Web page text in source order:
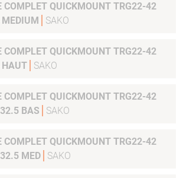
COMPLET QUICKMOUNT TRG22-42
SAKO
COMPLET QUICKMOUNT TRG22-42
SAKO
COMPLET QUICKMOUNT TRG22-42
BAS
SAKO
COMPLET QUICKMOUNT TRG22-42
MED
SAKO